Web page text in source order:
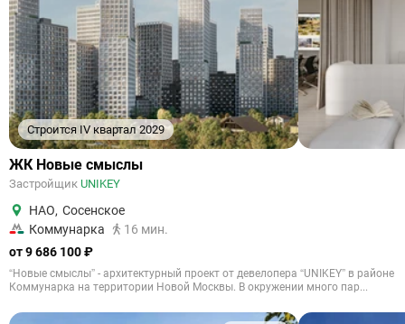
Строится IV квартал 2029
ЖК Новые смыслы
Застройщик UNIKEY
НАО, Сосенское
Коммунарка
16 мин.
от 9 686 100 ₽
“Новые смыслы” - архитектурный проект от девелопера “UNIKEY” в районе
Коммунарка на территории Новой Москвы. В окружении много пар...